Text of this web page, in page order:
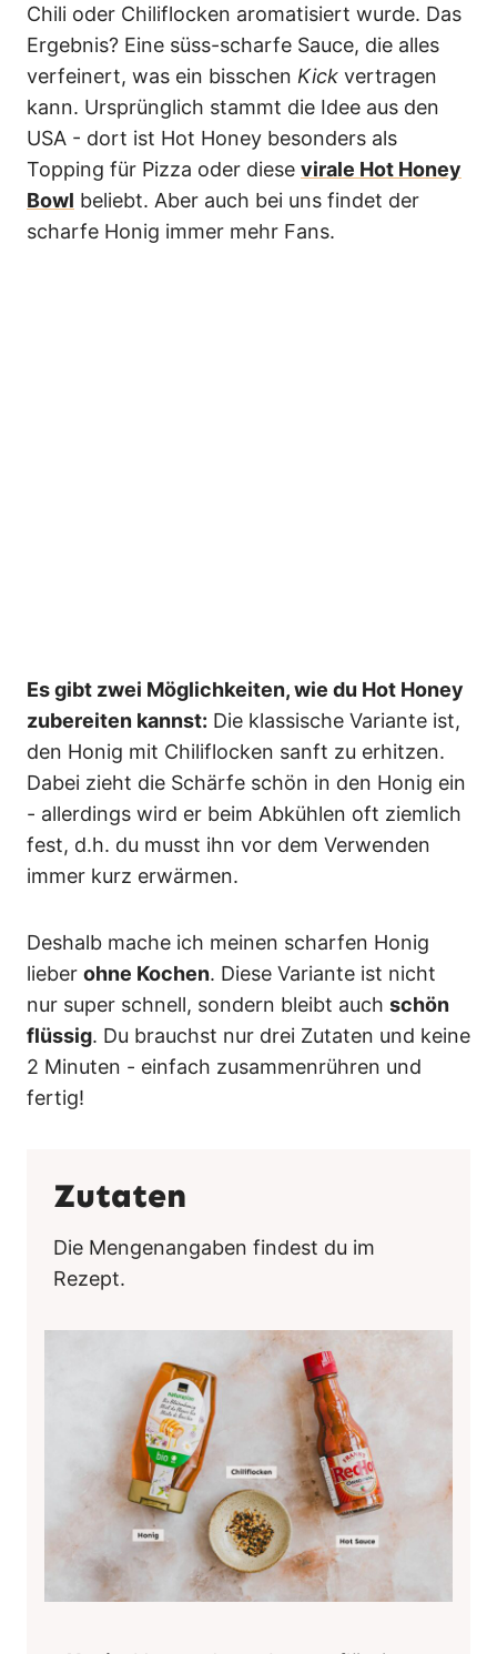
Chili oder Chiliflocken aromatisiert wurde. Das
Ergebnis? Eine süss-scharfe Sauce, die alles
verfeinert, was ein bisschen Kick vertragen
kann. Ursprünglich stammt die Idee aus den
USA - dort ist Hot Honey besonders als
Topping für Pizza oder diese virale Hot Honey
Bowl beliebt. Aber auch bei uns findet der
scharfe Honig immer mehr Fans.
Es gibt zwei Möglichkeiten, wie du Hot Honey
zubereiten kannst: Die klassische Variante ist,
den Honig mit Chiliflocken sanft zu erhitzen.
Dabei zieht die Schärfe schön in den Honig ein
- allerdings wird er beim Abkühlen oft ziemlich
fest, d.h. du musst ihn vor dem Verwenden
immer kurz erwärmen.
Deshalb mache ich meinen scharfen Honig
lieber ohne Kochen. Diese Variante ist nicht
nur super schnell, sondern bleibt auch schön
flüssig. Du brauchst nur drei Zutaten und keine
2 Minuten - einfach zusammenrühren und
fertig!
Zutaten
Die Mengenangaben findest du im
Rezept.